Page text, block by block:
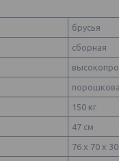
брусья
сборная
150 кг
47 см
76 х 70 х